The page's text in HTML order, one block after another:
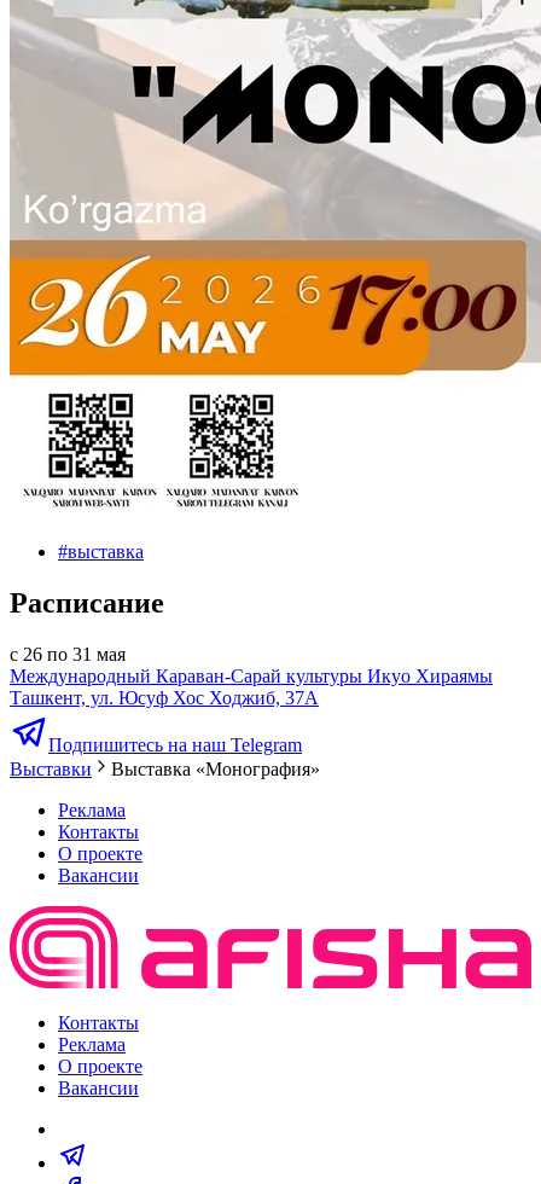
#выставка
Расписание
с 26 по 31 мая
Международный Караван-Сарай культуры Икуо Хираямы
Ташкент, ул. Юсуф Хос Ходжиб, 37А
Подпишитесь на наш Telegram
Выставки
Выставка «Монография»
Реклама
Контакты
О проекте
Вакансии
Контакты
Реклама
О проекте
Вакансии